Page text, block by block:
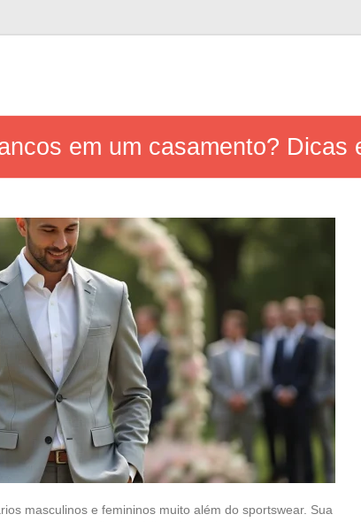
em um casamento? Dicas
masculinos e femininos muito além do sportswear. Sua